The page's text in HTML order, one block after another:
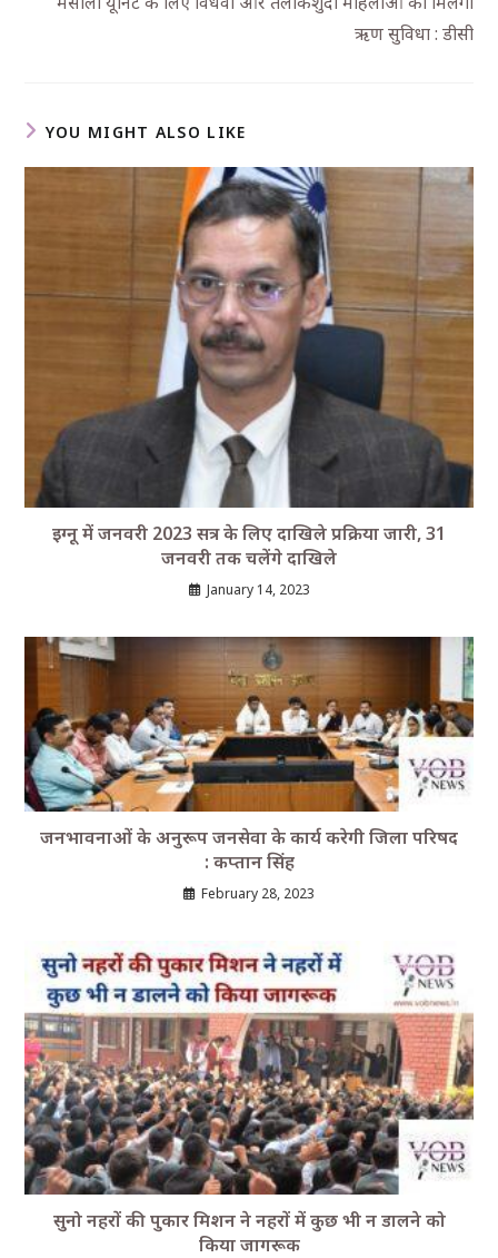
ऋण सुविधा : डीसी
YOU MIGHT ALSO LIKE
इग्नू में जनवरी 2023 सत्र के लिए दाखिले प्रक्रिया जारी, 31
जनवरी तक चलेंगे दाखिले
January 14, 2023
जनभावनाओं के अनुरूप जनसेवा के कार्य करेगी जिला परिषद
: कप्तान सिंह
February 28, 2023
सुनो नहरों की पुकार मिशन ने नहरों में कुछ भी न डालने को
किया जागरूक